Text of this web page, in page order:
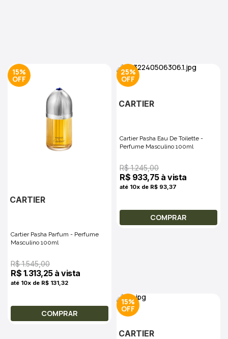
15%
CARTIER
Cartier Pasha Parfum - Perfume
Masculino 100ml
R$ 1.545,00
R$ 1.313,25 à vista
até 10x de R$ 131,32
COMPRAR
25%
CARTIER
Cartier Pasha Eau De Toilette -
Perfume Masculino 100ml
R$ 1.245,00
R$ 933,75 à vista
até 10x de R$ 93,37
COMPRAR
15%
CARTIER